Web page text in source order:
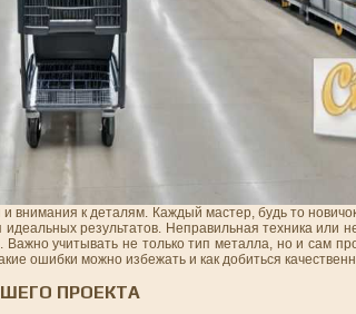
внимания к деталям. Каждый мастер, будь то
результатов. Неправильная техника или
учитывать не только тип металла, но и сам
ошибки можно избежать и как добиться
ПРОЕКТА